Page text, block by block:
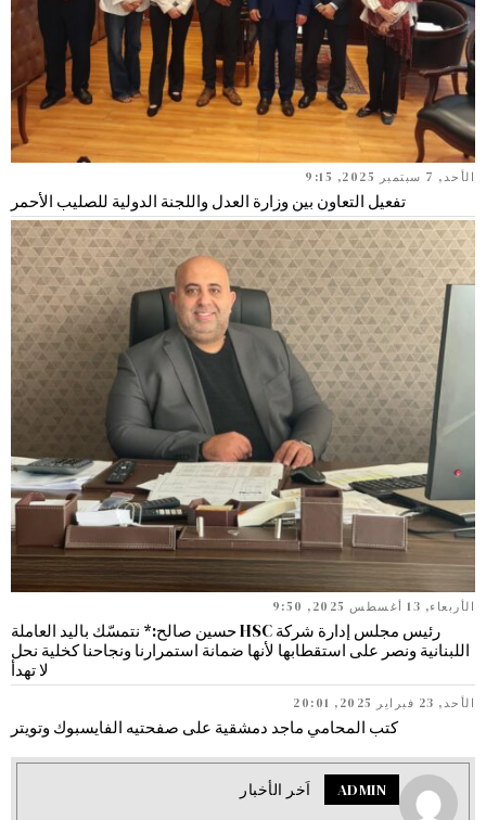
الأحد, 7 سبتمبر 2025, 9:15
تفعيل التعاون بين وزارة العدل واللجنة الدولية للصليب الأحمر
الأربعاء, 13 أغسطس 2025, 9:50
رئيس مجلس إدارة شركة HSC حسين صالح:* نتمسّك باليد العاملة
اللبنانية ونصر على استقطابها لأنها ضمانة استمرارنا ونجاحنا كخلية نحل
لا تهدأ
الأحد, 23 فبراير 2025, 20:01
كتب المحامي ماجد دمشقية على صفحتيه الفايسبوك وتويتر
ADMIN اَخر الأخبار